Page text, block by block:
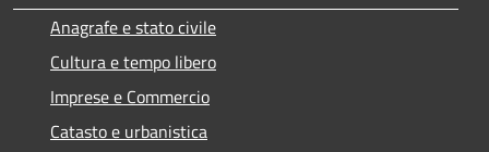
Anagrafe e stato civile
Cultura e tempo libero
Imprese e Commercio
Catasto e urbanistica